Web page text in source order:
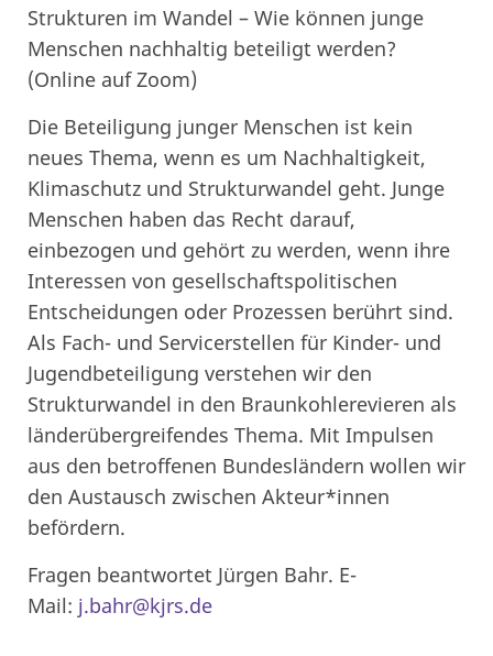
Strukturen im Wandel – Wie können junge
Menschen nachhaltig beteiligt werden?
(Online auf Zoom)
Die Beteiligung junger Menschen ist kein
neues Thema, wenn es um Nachhaltigkeit,
Klimaschutz und Strukturwandel geht. Junge
Menschen haben das Recht darauf,
einbezogen und gehört zu werden, wenn ihre
Interessen von gesellschaftspolitischen
Entscheidungen oder Prozessen berührt sind.
Als Fach- und Servicerstellen für Kinder- und
Jugendbeteiligung verstehen wir den
Strukturwandel in den Braunkohlerevieren als
länderübergreifendes Thema. Mit Impulsen
aus den betroffenen Bundesländern wollen wir
den Austausch zwischen Akteur*innen
befördern.
Fragen beantwortet Jürgen Bahr. E-
Mail: j.bahr@kjrs.de